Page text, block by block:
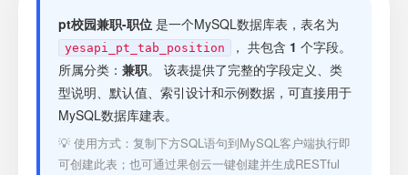
接口测试
pt校园兼职-职位 是一个MySQL数据库表，表名为
yesapi_pt_tab_position ， 共包含 1 个字段。
所属分类： 兼职。 该表提供了完整的字段定义、类
型说明、默认值、索引设计和示例数据，可直接用于
MySQL数据库建表。
💡 使用方式：复制下方SQL语句到MySQL客户端执行即
可创建此表；也可通过果创云一键创建并生成RESTful